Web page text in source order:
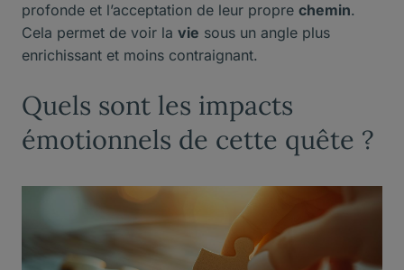
profonde et l’acceptation de leur propre chemin.
Cela permet de voir la vie sous un angle plus
enrichissant et moins contraignant.
Quels sont les impacts
émotionnels de cette quête ?